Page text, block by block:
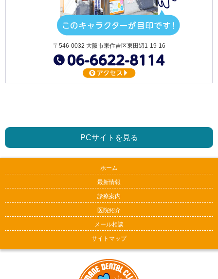
〒546-0032 大阪市東住吉区東田辺1-19-16
PCサイトを見る
ホーム
最新情報
診療案内
医院紹介
メール相談
サイトマップ